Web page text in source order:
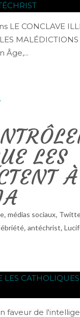
LE CONCLAVE
MALÉDICTIONS
Âge,...
LES
, médias sociaux,
ébriété, antéchrist,
faveur de